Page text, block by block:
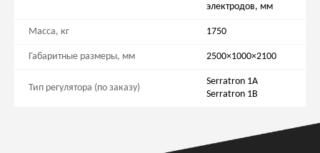
электродов, мм
Масса, кг 1750
Габаритные размеры, мм 2500×1000×2100
Тип регулятора (по заказу)
Serratron 1A
Serratron 1B